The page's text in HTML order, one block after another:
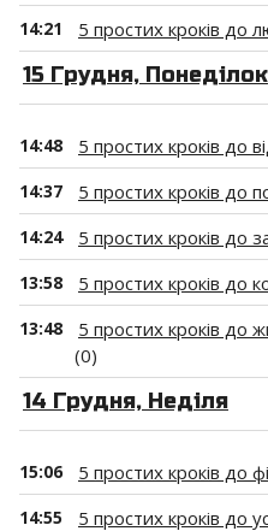
14:21 5 простих кроків до
15 Грудня, Понеділок
14:48 5 простих кроків до
14:37 5 простих кроків до
14:24 5 простих кроків до
13:58 5 простих кроків до
13:48
5 простих кроків до
(0)
14 Грудня, Неділя
15:06 5 простих кроків до
14:55 5 простих кроків до